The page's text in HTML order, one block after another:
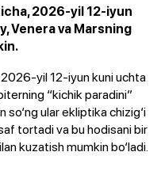
2026-yil 12-iyun
Venera va Marsning
yil 12-iyun kuni uchta
“kichik paradini”
so‘ng ular ekliptika chizig‘i
tortadi va bu hodisani bir
kuzatish mumkin bo‘ladi.